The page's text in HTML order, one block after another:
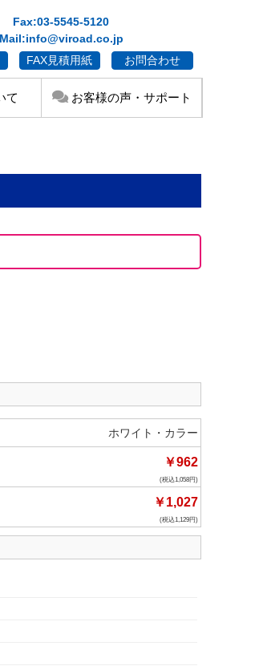
Fax:03-5545-5120
Mail:info@viroad.co.jp
FAX見積用紙 お問合わせ
て お客様の声・サポート
ホワイト・カラー
￥962
1,058
￥1,027
1,129